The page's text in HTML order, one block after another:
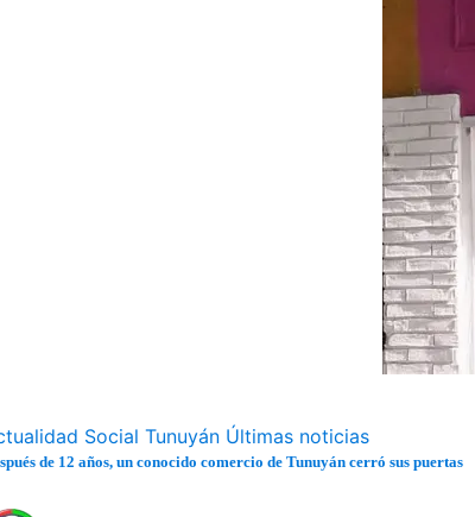
Social Tunuyán Últimas noticias
de 12 años, un conocido comercio de Tunuyán cerró sus puertas